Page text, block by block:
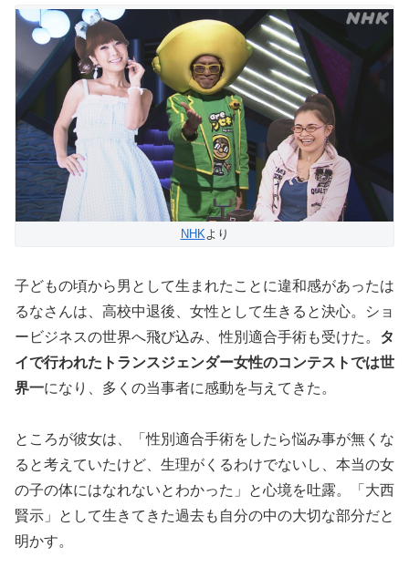
NHK より
子どもの頃から男として生まれたことに違和感があったは
るなさんは、高校中退後、女性として生きると決心。ショ
ービジネスの世界へ飛び込み、性別適合手術も受けた。 タ
イで行われたトランスジェンダー女性のコンテストでは世
界一になり、多くの当事者に感動を与えてきた。
ところが彼女は、「性別適合手術をしたら悩み事が無くな
ると考えていたけど、生理がくるわけでないし、本当の女
の子の体にはなれないとわかった」と心境を吐露。「大西
賢示」として生きてきた過去も自分の中の大切な部分だと
明かす。